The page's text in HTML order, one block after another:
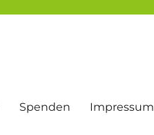
Spenden Impressum